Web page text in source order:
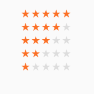
(*)
★(*)
★(*)
★(*)
★(*)
★
(*)
★(*)
★(*)
★(*)
★ ( )
★
(*)
★(*)
★(*)
★ ( )
★ ( )
★
(*)
★(*)
★ ( )
★ ( )
★ ( )
★
(*)
★ ( )
★ ( )
★ ( )
★ ( )
★